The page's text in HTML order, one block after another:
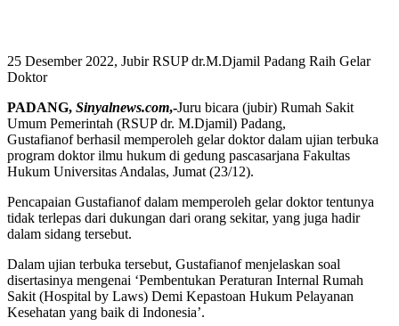
25 Desember 2022, Jubir RSUP dr.M.Djamil Padang Raih Gelar
Doktor
PADANG, Sinyalnews.com,-Juru bicara (jubir) Rumah Sakit
Umum Pemerintah (RSUP dr. M.Djamil) Padang,
Gustafianof berhasil memperoleh gelar doktor dalam ujian terbuka
program doktor ilmu hukum di gedung pascasarjana Fakultas
Hukum Universitas Andalas, Jumat (23/12).
Pencapaian Gustafianof dalam memperoleh gelar doktor tentunya
tidak terlepas dari dukungan dari orang sekitar, yang juga hadir
dalam sidang tersebut.
Dalam ujian terbuka tersebut, Gustafianof menjelaskan soal
disertasinya mengenai ‘Pembentukan Peraturan Internal Rumah
Sakit (Hospital by Laws) Demi Kepastoan Hukum Pelayanan
Kesehatan yang baik di Indonesia’.